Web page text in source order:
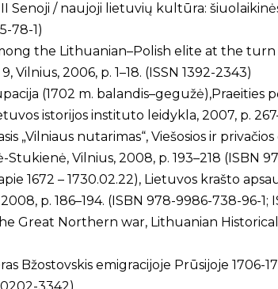
/ naujoji lietuvių kultūra:
78-1)
the Lithuanian–Polish elite at the
2006, p. 1–18. (ISSN 1392-2343)
(1702 m. balandis–gegužė),Praeities
istorijos instituto leidykla, 2007, p.
„Vilniaus nutarimas“, Viešosios ir
Vilnius, 2008, p. 193–218 (ISBN
1672 – 1730.02.22), Lietuvos krašto
p. 186–194. (ISBN 978-9986-738-96-
Northern war, Lithuanian Historical
Bžostovskis emigracijoje Prūsijoje 1706-